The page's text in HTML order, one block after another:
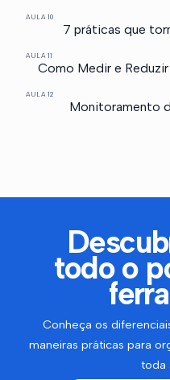
AULA 10
7 práticas que
AULA 11
Como Medir e
AULA 12
Monitoramento
todo o
Conheça os
maneiras práticas para
toda